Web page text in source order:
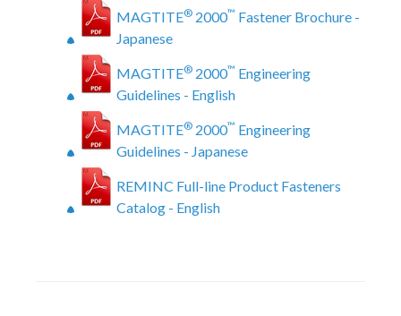
MAGTITE® 2000™ Fastener Brochure -
Japanese
MAGTITE® 2000™ Engineering
Guidelines - English
MAGTITE® 2000™ Engineering
Guidelines - Japanese
REMINC Full-line Product Fasteners
Catalog - English